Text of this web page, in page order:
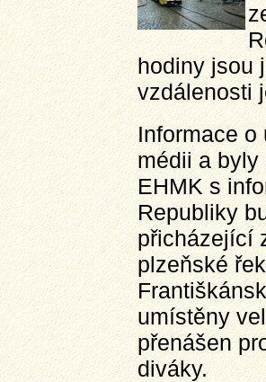
hodiny jsou
vzdálenosti
Informace o
médii a byly
EHMK s
Republiky
přicházející
plzeňské
umístěny
přenášen
diváky.